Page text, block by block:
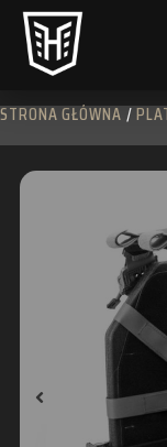
STRONA GŁÓWNA/